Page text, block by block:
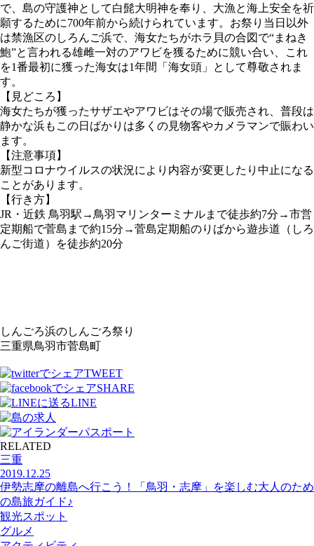
で、島の守護神として白髭大明神を奉り、大漁と海上安全を祈
願するために700年前から続けられています。お祭り当日以外
は禁漁区のしろんご浜で、海女たちがホラ貝の合図で“まねき
鮑”と言われる雄雌一対のアワビを獲るために競い合い、これ
を1番最初に獲った海女は1年間「海女頭」として尊敬されま
す。
【見どころ】
海女たちが獲ったサザエやアワビはその場で販売され、普段は
静かな浜もこの日ばかりは多くの見物客やカメラマンで賑わい
ます。
【注意事項】
新型コロナウイルスの状況により内容が変更したり中止になる
ことがあります。
【行き方】
JR・近鉄 鳥羽駅→鳥羽マリンターミナルまで徒歩約7分→市営
定期船で菅島まで約15分→菅島定期船のりばから遊歩道（しろ
んご街道）を徒歩約20分
しんごろ浜のしんごろ祭り
三重県鳥羽市菅島町
TWEET
SHARE
LINE
RELATED
三重
2019.12.25
伊勢志摩の離島へ行こう！「鳥羽・志摩」を楽しむ大人のため
の島旅ガイド♪
観光スポット
グルメ